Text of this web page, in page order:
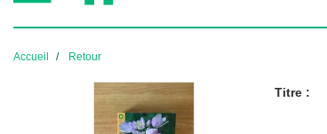
Accueil Retour
Titre :